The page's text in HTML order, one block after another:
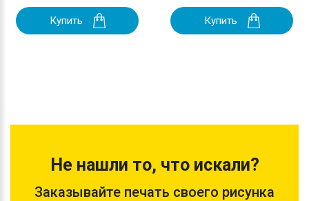
Купить Купить
Не нашли то, что искали?
Заказывайте печать своего рисунка